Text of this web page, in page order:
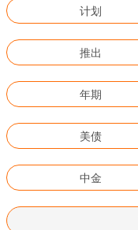
计划
推出
年期
美债
中金